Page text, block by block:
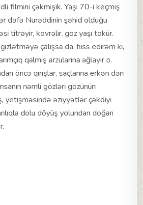
filmini çəkmişik. Yaşı 70-i keçmiş
dəfə Nurəddinin şəhid olduğu
titrəyir, kövrəlir, göz yaşı tökür.
gizlətməyə çalışsa da, hiss edirəm ki,
qalmış arzularına ağlayır o.
öncə qırışlar, saçlarına erkən dən
nəmli gözləri gözünün
yetişməsində əziyyətlər çəkdiyi
dolu döyüş yolundan doğan